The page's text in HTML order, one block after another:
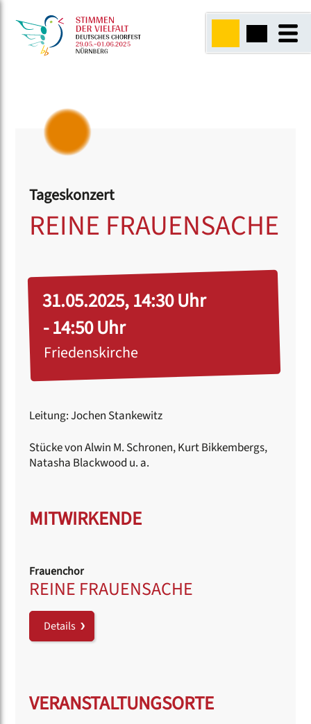
Tageskonzert
REINE FRAUENSACHE
31.05.2025, 14:30 Uhr
- 14:50 Uhr
Friedenskirche
Leitung: Jochen Stankewitz
Stücke von Alwin M. Schronen, Kurt Bikkembergs,
Natasha Blackwood u. a.
MITWIRKENDE
Frauenchor
REINE FRAUENSACHE
Details
VERANSTALTUNGSORTE